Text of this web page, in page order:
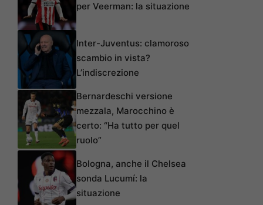
per Veerman: la situazione
Inter-Juventus: clamoroso
scambio in vista?
L’indiscrezione
Bernardeschi versione
mezzala, Marocchino è
certo: “Ha tutto per quel
ruolo”
Bologna, anche il Chelsea
sonda Lucumí: la
situazione